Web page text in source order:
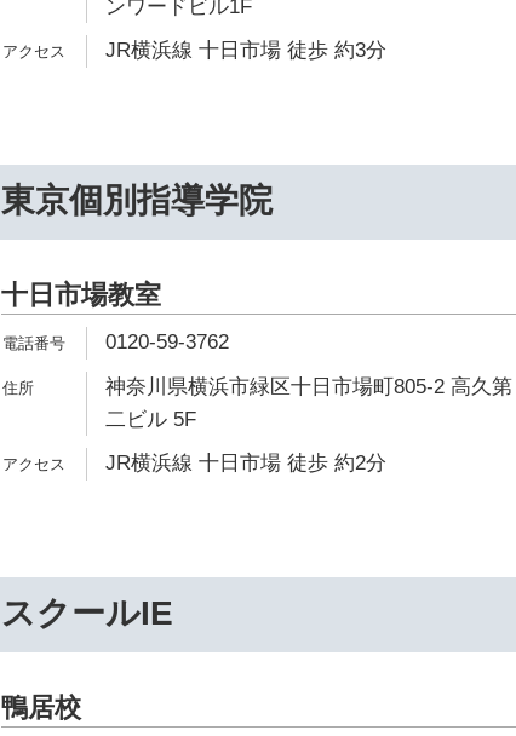
ンワードビル1F
JR横浜線 十日市場 徒歩 約3分
東京個別指導学院
十日市場教室
0120-59-3762
神奈川県横浜市緑区十日市場町805-2 高久第
二ビル 5F
JR横浜線 十日市場 徒歩 約2分
スクールIE
鴨居校